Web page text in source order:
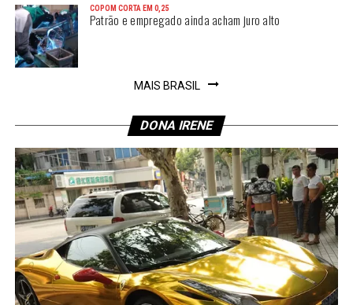
COPOM CORTA EM 0,25
Patrão e empregado ainda acham juro alto
MAIS BRASIL
DONA IRENE